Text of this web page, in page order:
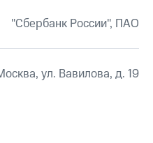
"Сбербанк России", ПАО
ул. Вавилова, д. 19